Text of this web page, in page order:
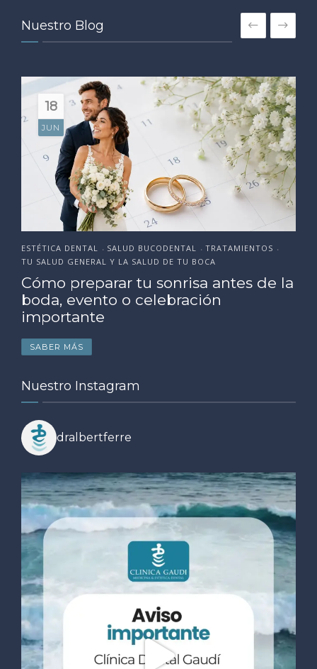
Nuestro Blog
18
JUN
ESTÉTICA DENTAL • SALUD BUCODENTAL • TRATAMIENTOS •
TU SALUD GENERAL Y LA SALUD DE TU BOCA
Cómo preparar tu sonrisa antes de la
boda, evento o celebración
importante
SABER MÁS
Nuestro Instagram
dralbertferre